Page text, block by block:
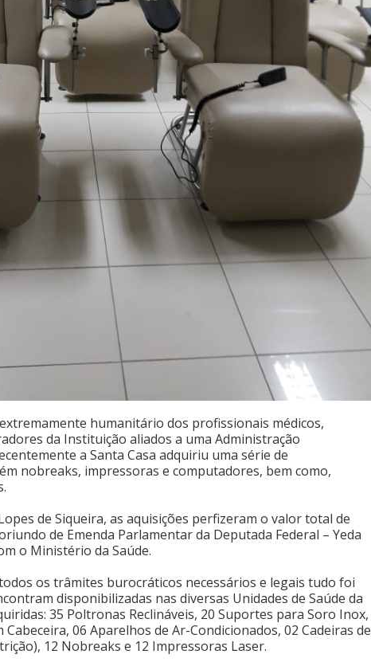
humanitário dos profissionais médicos,
da Instituição aliados a uma Administração
a Santa Casa adquiriu uma série de
nobreaks, impressoras e computadores, bem como,
de Siqueira, as aquisições perfizeram o valor total de
de Emenda Parlamentar da Deputada Federal – Yeda
o Ministério da Saúde.
os trâmites burocráticos necessários e legais tudo foi
disponibilizadas nas diversas Unidades de Saúde da
35 Poltronas Reclináveis, 20 Suportes para Soro Inox,
Cabeceira, 06 Aparelhos de Ar-Condicionados, 02 Cadeiras de
12 Nobreaks e 12 Impressoras Laser.